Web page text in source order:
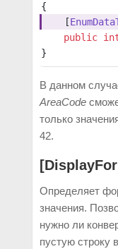
{
    [
    public
}
В данном
AreaCode
только
42.
Определяет
значения.
нужно ли
пустую строку